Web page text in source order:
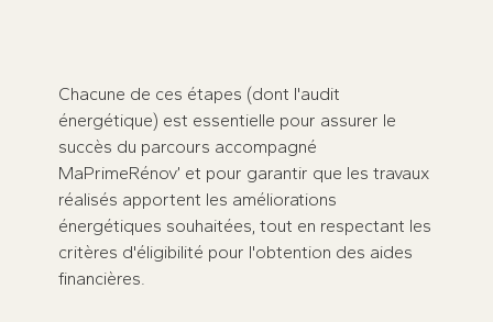
Chacune de ces étapes (dont l'audit
énergétique) est essentielle pour assurer le
succès du parcours accompagné
MaPrimeRénov’ et pour garantir que les travaux
réalisés apportent les améliorations
énergétiques souhaitées, tout en respectant les
critères d'éligibilité pour l'obtention des aides
financières.